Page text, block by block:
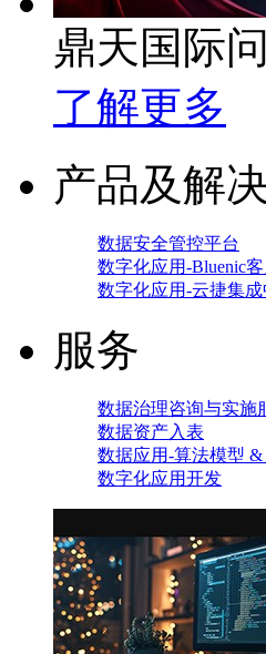
鼎天国际
了解更多
产品及解
数据安全管控平台
数字化应用-Bluenic
数字化应用-云捷集成
服务
数据治理咨询与实施
数据资产入表
数据应用-算法模型
数字化应用开发